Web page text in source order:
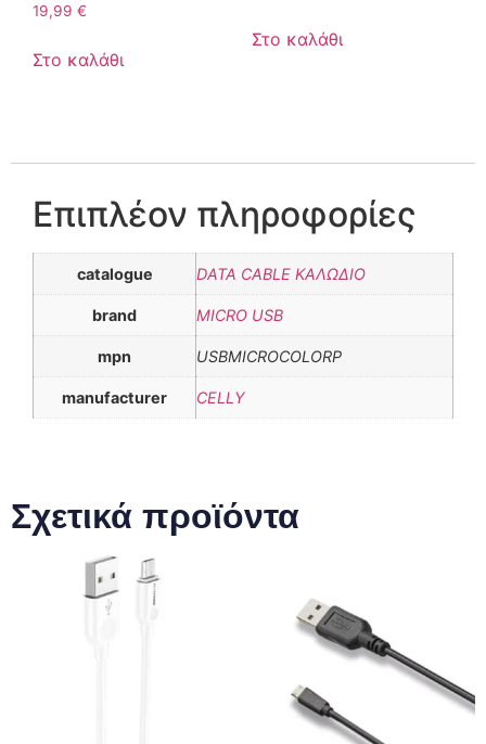
19,99 €
Στο καλάθι
Στο καλάθι
Επιπλέον πληροφορίες
catalogue DATA CABLE ΚΑΛΩΔΙΟ
brand MICRO USB
mpn USBMICROCOLORP
manufacturer CELLY
Σχετικά προϊόντα